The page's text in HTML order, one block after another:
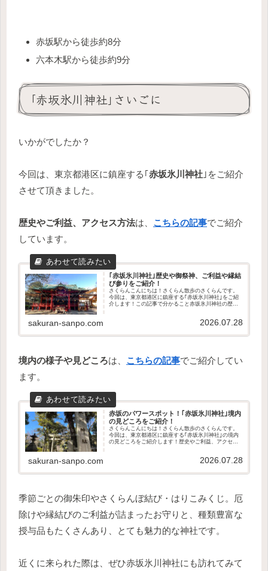
赤坂駅から徒歩約8分
六本木駅から徒歩約9分
｢赤坂氷川神社｣さいごに
いかがでしたか？
今回は、東京都港区に鎮座する｢赤坂氷川神社 ｣をご紹介
させて頂きました。
歴史やご利益、アクセス方法は、 こちらの記事でご紹介
しています。
｢赤坂氷川神社｣歴史や御祭神、ご利益や縁結
び参りをご紹介！
さくらんこんにちは！さくらん散歩のさくらんです。
今回は、東京都港区に鎮座する｢赤坂氷川神社｣をご紹
介します！この記事で分かること赤坂氷川神社の歴史
sakuran-sanpo.com 2026.07.28
境内の様子や見どころは、 こちらの記事でご紹介してい
ます。
赤坂のパワースポット！｢赤坂氷川神社｣境内
の見どころをご紹介！
さくらんこんにちは！さくらん散歩のさくらんです。
今回は、東京都港区に鎮座する｢赤坂氷川神社｣の境内
の見どころをご紹介します！歴史やご利益、アクセス
sakuran-sanpo.com 2026.07.28
季節ごとの御朱印やさくらんぼ結び・はりこみくじ。厄
除けや縁結びのご利益が詰まったお守りと、種類豊富な
授与品もたくさんあり、とても魅力的な神社です。
近くに来られた際は、ぜひ赤坂氷川神社にも訪れてみて